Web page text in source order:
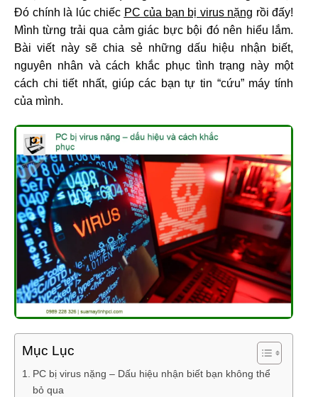
Đó chính là lúc chiếc PC của bạn bị virus nặng rồi đấy!
Mình từng trải qua cảm giác bực bội đó nên hiểu lắm.
Bài viết này sẽ chia sẻ những dấu hiệu nhận biết,
nguyên nhân và cách khắc phục tình trạng này một
cách chi tiết nhất, giúp các bạn tự tin “cứu” máy tính
của mình.
Mục Lục
PC bị virus nặng – Dấu hiệu nhận biết bạn không thể
bỏ qua